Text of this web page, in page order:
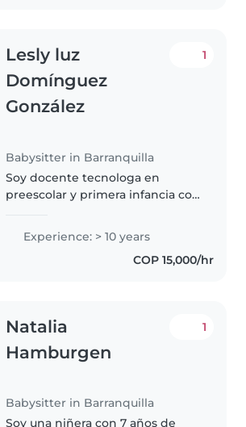
Lesly luz
Domínguez
González
Babysitter in Barranquilla
1
Soy docente tecnologa en
preescolar y primera infancia con
las edades, desde preescolares
hasta adolescentes. Soy
Experience: > 10 years
COP 15,000/hr
Natalia
Hamburgen
Babysitter in Barranquilla
1
Soy una niñera con 7 años de